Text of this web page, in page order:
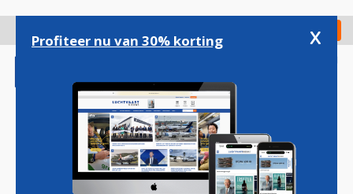
gaan
Check in
Magazine Podcasts Vacatures
Profiteer nu van 30% korting x